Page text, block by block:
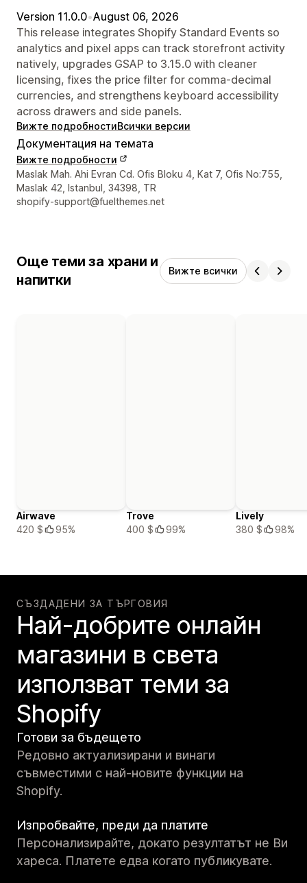
Version 11.0.0•August 06, 2026
This release integrates Shopify Standard Events so
analytics and pixel apps can track storefront activity
natively, upgrades GSAP to 3.15.0 with cleaner
licensing, fixes the price filter for comma-decimal
currencies, and strengthens keyboard accessibility
across drawers and side panels.
Вижте подробностиВсички версии
Документация на темата
Вижте подробности
Данни за връзка с дизайнера
Maslak Mah. Ahi Evran Cd. Ofis Bloku 4, Kat 7, Ofis No:755,
Maslak 42, Istanbul, 34398, TR
shopify-support@fuelthemes.net
Още теми за храни и
напитки
Вижте всички
Airwave
420 $
95%
Trove
400 $
99%
Lively
380 $
98%
СЪЗДАДЕНИ ЗА ТЪРГОВИЯ
Най-добрите онлайн
магазини в света
използват теми за
Shopify
Готови за бъдещето
Редовно актуализирани и винаги
съвместими с най-новите функции на
Shopify.
Изпробвайте, преди да платите
Персонализирайте, докато резултатът не Ви
хареса. Платете едва когато публикувате.